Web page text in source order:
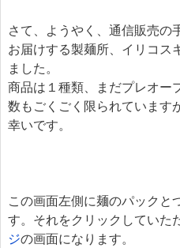
さて、ようやく、通信販売の
お届けする製麺所、イリコス
ました。
商品は１種類、まだプレオー
数もごくごく限られています
幸いです。
この画面左側に麺のパックと
す。それをクリックしていた
ジの画面になります。